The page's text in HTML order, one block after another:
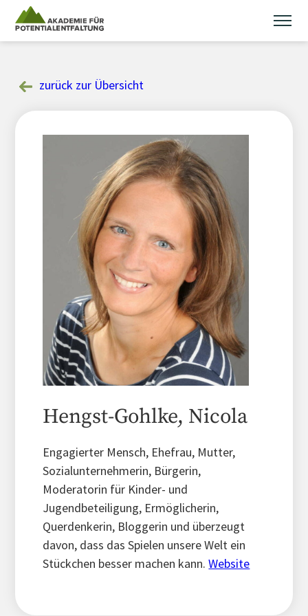
content
zurück zur Übersicht
Hengst-Gohlke, Nicola
Engagierter Mensch, Ehefrau, Mutter,
Sozialunternehmerin, Bürgerin,
Moderatorin für Kinder- und
Jugendbeteiligung, Ermöglicherin,
Querdenkerin, Bloggerin und überzeugt
davon, dass das Spielen unsere Welt ein
Stückchen besser machen kann.Website